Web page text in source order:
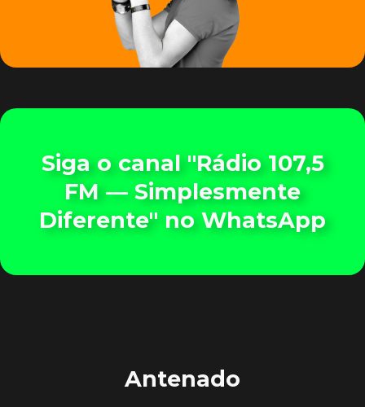
Siga o canal "Rádio 107,5
FM — Simplesmente
Diferente" no WhatsApp
Antenado